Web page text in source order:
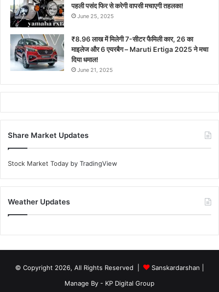
पहली पसंद फिर से करेगी वापसी मचाएगी तहलका!
June 25, 2025
₹8.96 लाख में मिलेगी 7-सीटर फैमिली कार, 26 का
माइलेज और 6 एयरबैग – Maruti Ertiga 2025 ने मचा
दिया धमाल!
June 21, 2025
Share Market Updates
Stock Market Today by TradingView
Weather Updates
© Copyright 2026, All Rights Reserved | Sanskardarshan
Manage By - KP Digital Group